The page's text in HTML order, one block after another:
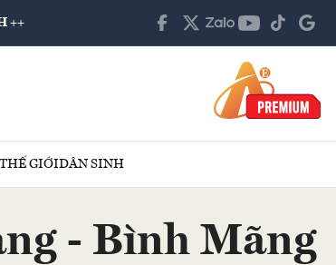
++
GIỚIDÂN SINH
- Bình Mãng